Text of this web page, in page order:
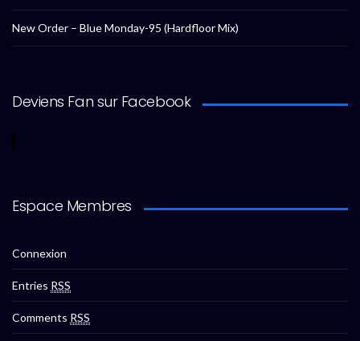
New Order – Blue Monday-95 (Hardfloor Mix)
Deviens Fan sur Facebook
Espace Membres
Connexion
Entries RSS
Comments RSS